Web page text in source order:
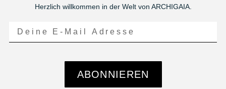
Herzlich willkommen in der Welt von ARCHIGAIA.
ABONNIEREN